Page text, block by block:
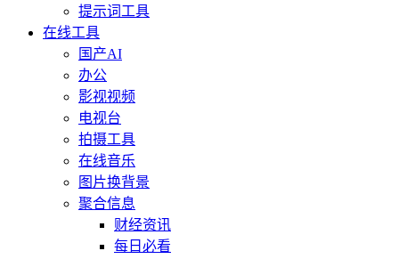
提示词工具
在线工具
国产AI
办公
影视视频
电视台
拍摄工具
在线音乐
图片换背景
聚合信息
财经资讯
每日必看